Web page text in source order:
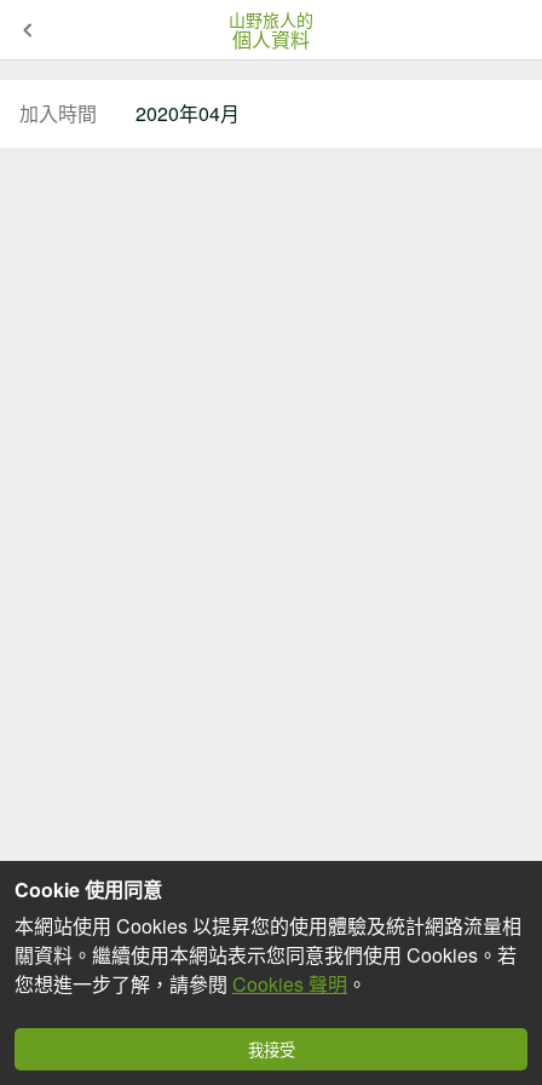
山野旅人的
個人資料
加入時間 2020年04月
Cookie 使用同意
本網站使用 Cookies 以提昇您的使用體驗及統計網路流量相
關資料。繼續使用本網站表示您同意我們使用 Cookies。若
您想進一步了解，請參閱 Cookies 聲明 。
我接受